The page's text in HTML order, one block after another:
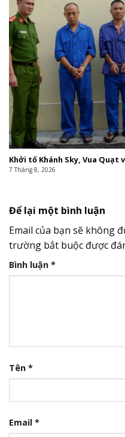
Khởi tố Khánh Sky, Vua Quạt
7 Tháng 8, 2026
Để lại một bình luận
Email của bạn sẽ không
trường bắt buộc được
Bình luận *
Tên *
Email *